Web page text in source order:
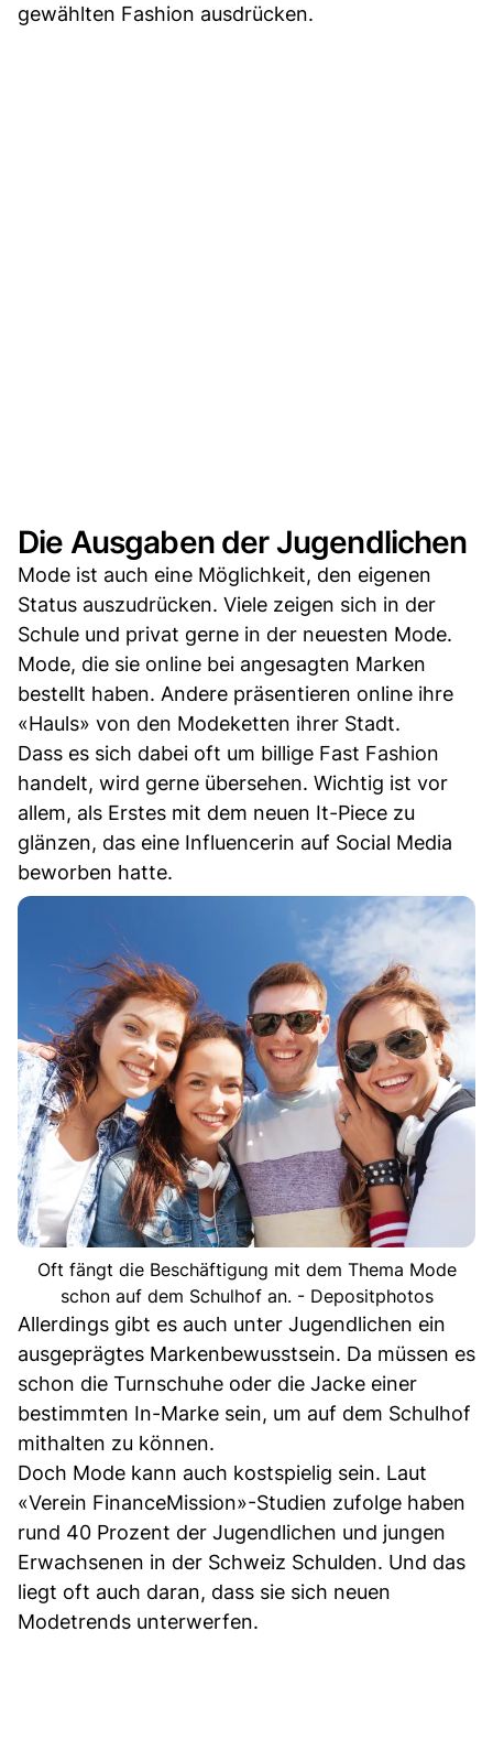
gewählten Fashion ausdrücken.
Die Ausgaben der Jugendlichen
Mode ist auch eine Möglichkeit, den eigenen
Status auszudrücken. Viele zeigen sich in der
Schule und privat gerne in der neuesten Mode.
Mode, die sie online bei angesagten Marken
bestellt haben. Andere präsentieren online ihre
«Hauls» von den Modeketten ihrer Stadt.
Dass es sich dabei oft um billige Fast Fashion
handelt, wird gerne übersehen. Wichtig ist vor
allem, als Erstes mit dem neuen It-Piece zu
glänzen, das eine Influencerin auf Social Media
beworben hatte.
Oft fängt die Beschäftigung mit dem Thema Mode
schon auf dem Schulhof an. - Depositphotos
Allerdings gibt es auch unter Jugendlichen ein
ausgeprägtes Markenbewusstsein. Da müssen es
schon die Turnschuhe oder die Jacke einer
bestimmten In-Marke sein, um auf dem Schulhof
mithalten zu können.
Doch Mode kann auch kostspielig sein. Laut
«Verein FinanceMission»-Studien zufolge haben
rund 40 Prozent der Jugendlichen und jungen
Erwachsenen in der Schweiz Schulden. Und das
liegt oft auch daran, dass sie sich neuen
Modetrends unterwerfen.